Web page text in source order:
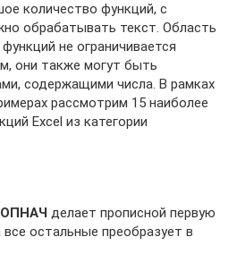
количество функций, с
обрабатывать текст. Область
не ограничивается
они также могут быть
содержащими числа. В рамках
рассмотрим 15 наиболее
Excel из категории
делает прописной первую
остальные преобразует в